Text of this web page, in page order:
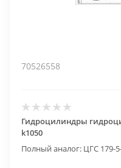
70526558
Гидроцилиндры
k1050
Полный аналог: ЦГС 179-